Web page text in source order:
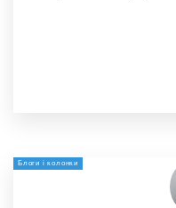
Блоги і колонки